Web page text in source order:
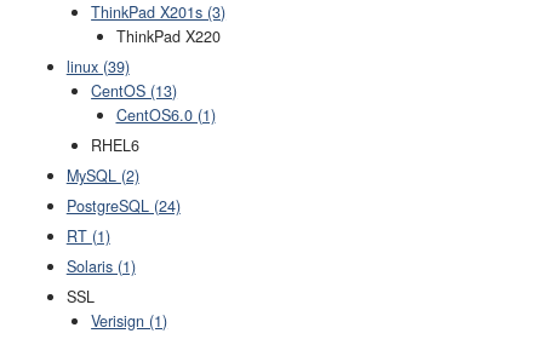
ThinkPad X201s (3)
ThinkPad X220
linux (39)
CentOS (13)
CentOS6.0 (1)
RHEL6
MySQL (2)
PostgreSQL (24)
RT (1)
Solaris (1)
SSL
Verisign (1)